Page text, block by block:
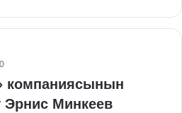
0
компаниясынын
Эрнис Минкеев